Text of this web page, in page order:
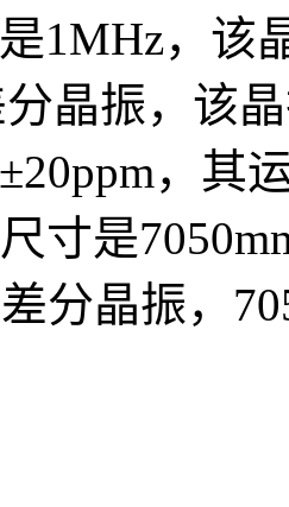
1MHz，该
晶振，该
，其
寸是
分晶振，